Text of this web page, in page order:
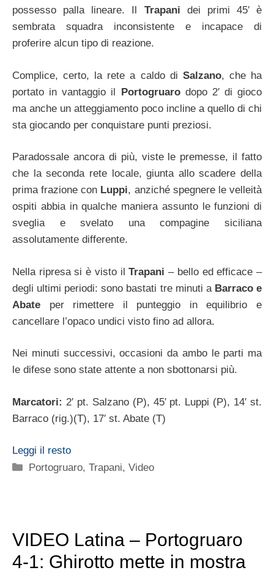
possesso palla lineare. Il Trapani dei primi 45′ è
sembrata squadra inconsistente e incapace di
proferire alcun tipo di reazione.
Complice, certo, la rete a caldo di Salzano, che ha
portato in vantaggio il Portogruarodopo 2′ di gioco
ma anche un atteggiamento poco incline a quello di chi
sta giocando per conquistare punti preziosi.
Paradossale ancora di più, viste le premesse, il fatto
che la seconda rete locale, giunta allo scadere della
prima frazione con Luppi, anziché spegnere le velleità
ospiti abbia in qualche maniera assunto le funzioni di
sveglia e svelato una compagine siciliana
assolutamente differente.
Nella ripresa si è visto ilTrapani – bello ed efficace –
degli ultimi periodi: sono bastati tre minuti a Barraco e
Abate per rimettere il punteggio in equilibrio e
cancellare l’opaco undici visto fino ad allora.
Nei minuti successivi, occasioni da ambo le parti ma
le difese sono state attente a non sbottonarsi più.
Marcatori: 2′ pt. Salzano (P), 45′ pt. Luppi (P), 14′ st.
Barraco (rig.)(T), 17′ st. Abate (T)
Leggi il resto
Categorie
Portogruaro,Trapani,Video
VIDEO Latina – Portogruaro
4-1: Ghirotto mette in mostra